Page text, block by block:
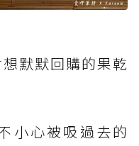
默默回購的果乾
小心被吸過去的